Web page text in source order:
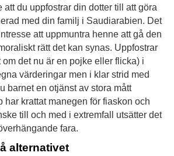
att du uppfostrar din dotter till att göra
med din familj i Saudiarabien. Det
att uppmuntra henne att gå den
rätt det kan synas. Uppfostrar
det nu är en pojke eller flicka) i
värderingar men i klar strid med
barnet en otjänst av stora mått
har krattat manegen för fiaskon och
till och med i extremfall utsätter det
fara.
alternativet